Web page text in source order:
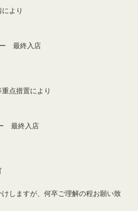
より
ー 最終入店
点措置により
最終入店
しますが、何卒ご理解の程お願い致